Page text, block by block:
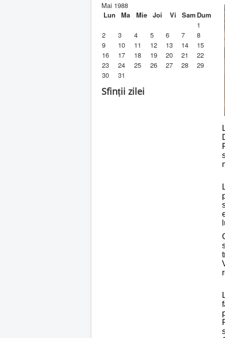
Mai 1988
Lun
Ma Mie Joi Vi Sam Dum
1
2
3 4 5 6 7
8
9
10 11 12 13 14
15
16
17 18 19 20 21
22
23
24 25 26 27 28
29
30
31
Sfinții zilei